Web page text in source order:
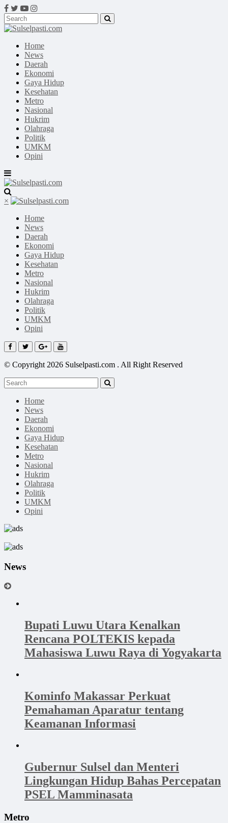
Home
News
Daerah
Ekonomi
Gaya Hidup
Kesehatan
Metro
Nasional
Hukrim
Olahraga
Politik
UMKM
Opini
×
Home
News
Daerah
Ekonomi
Gaya Hidup
Kesehatan
Metro
Nasional
Hukrim
Olahraga
Politik
UMKM
Opini
© Copyright 2026 Sulselpasti.com . All Right Reserved
Home
News
Daerah
Ekonomi
Gaya Hidup
Kesehatan
Metro
Nasional
Hukrim
Olahraga
Politik
UMKM
Opini
News
Bupati Luwu Utara Kenalkan
Rencana POLTEKIS kepada
Mahasiswa Luwu Raya di Yogyakarta
Kominfo Makassar Perkuat
Pemahaman Aparatur tentang
Keamanan Informasi
Gubernur Sulsel dan Menteri
Lingkungan Hidup Bahas Percepatan
PSEL Mamminasata
Metro